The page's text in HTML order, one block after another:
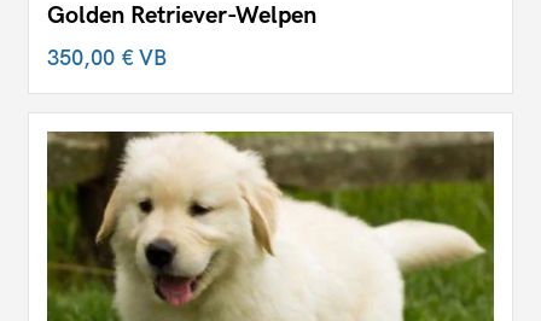
Golden Retriever-Welpen
350,00 €VB